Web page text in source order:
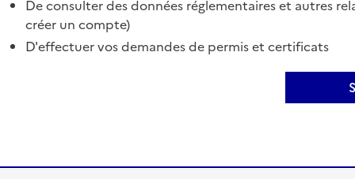
De consulter des données réglementaires et autres
créer un compte)
D'effectuer vos demandes de permis et certificats